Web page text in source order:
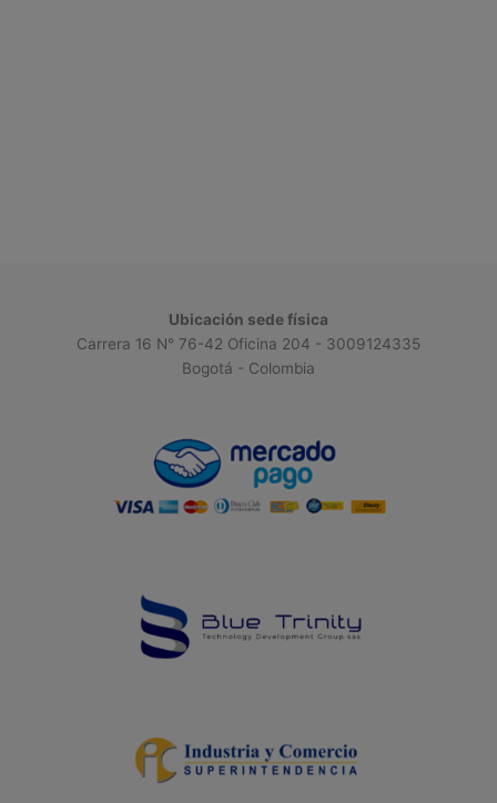
Ubicación sede física
Carrera 16 N° 76-42 Oficina 204 - 3009124335
Bogotá - Colombia